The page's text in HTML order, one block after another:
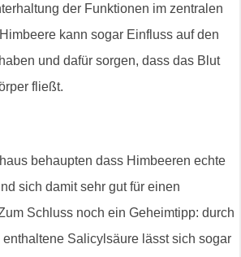
der Funktionen im zentralen
kann sogar Einfluss auf den
und dafür sorgen, dass das Blut
fließt.
behaupten dass Himbeeren echte
sich damit sehr gut für einen
Schluss noch ein Geheimtipp: durch
Salicylsäure lässt sich sogar